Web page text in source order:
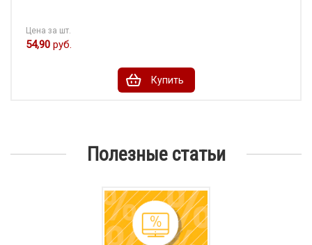
Цена за шт.
54,90 руб.
Купить
Полезные статьи